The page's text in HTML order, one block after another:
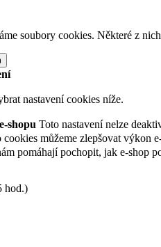
soubory cookies. Některé z
nastavení cookies níže.
shopu Toto nastavení nelze
můžeme zlepšovat výkon
pomáhají pochopit, jak e-shop
hod.)